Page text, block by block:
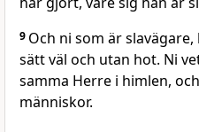
9 Och ni som är
sätt väl och utan hot. Ni
samma Herre i himlen,
människor.